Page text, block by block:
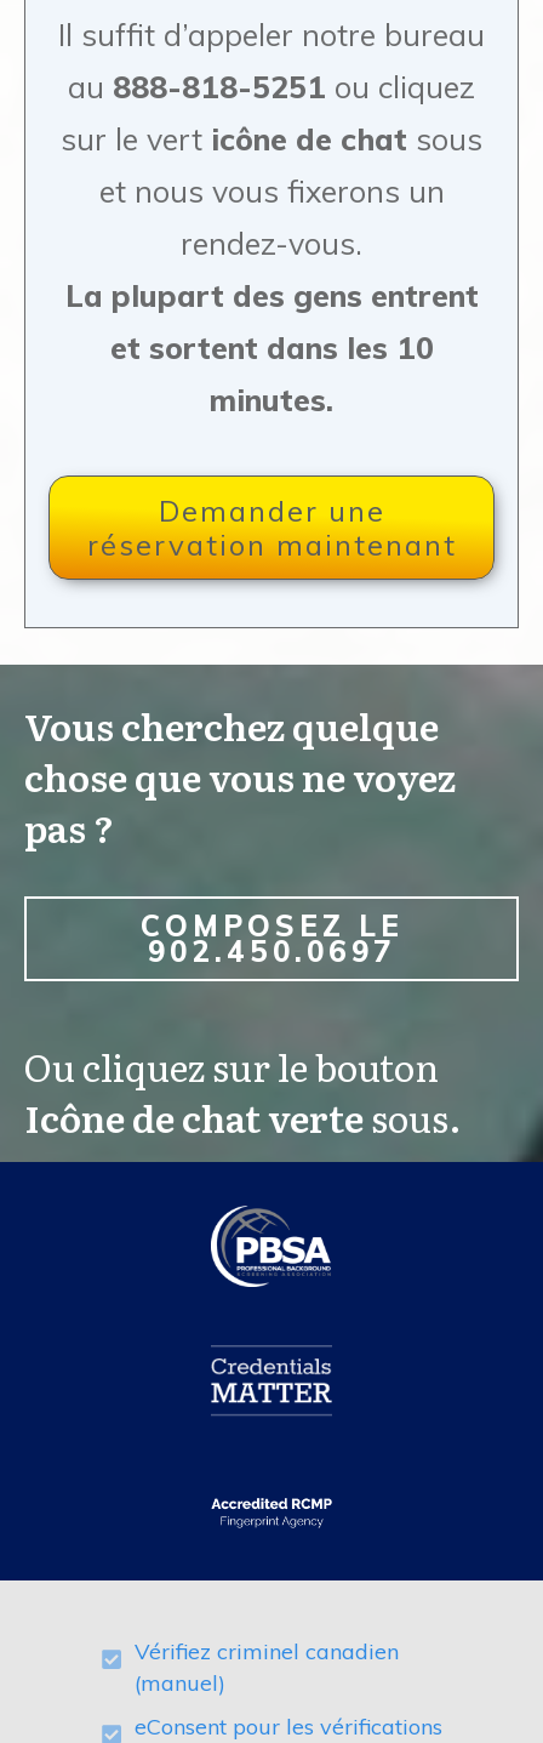
Il suffit d’appeler notre bureau
au 888-818-5251 ou cliquez
sur le vert icône de chat sous
et nous vous fixerons un
rendez-vous.
La plupart des gens entrent
et sortent dans les 10
minutes.
Demander une
réservation maintenant
Vous cherchez quelque
chose que vous ne voyez
pas ?
COMPOSEZ LE
902.450.0697
Ou cliquez sur le bouton
Icône de chat vertesous.
Vérifiez criminel canadien
(manuel)
eConsent pour les vérifications